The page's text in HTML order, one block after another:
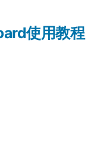
使用教程